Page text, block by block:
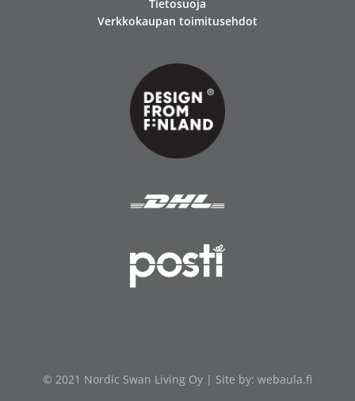
Tietosuoja
Verkkokaupan toimitusehdot
© 2021 Nordic Swan Living Oy | Site by: webaula.fi